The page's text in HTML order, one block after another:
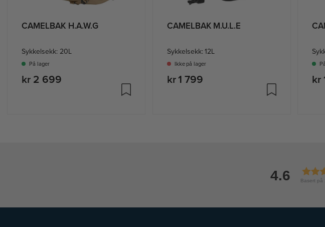
CAMELBAK H.A.W.G
Sykkelsekk: 20L
På lager
kr 2 699
CAMELBAK M.U.L.E
Sykkelsekk: 12L
Ikke på lager
kr 1 799 kr
4.6 Basert på